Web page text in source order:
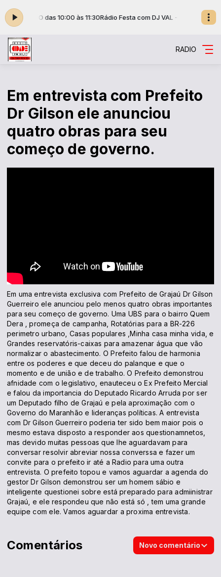
das 10:00 às 11:30 Rádio Festa com DJ VAL - JORNALISMO das
RADIO
Em entrevista com Prefeito
Dr Gilson ele anunciou
quatro obras para seu
começo de governo.
Em uma entrevista exclusiva com Prefeito de Grajaú Dr Gilson
Guerreiro ele anunciou pelo menos quatro obras importantes
para seu começo de governo. Uma UBS para o bairro Quem
Dera , promeça de campanha, Rotatórias para a BR-226
perimetro urbano, Casas populares ,Minha casa minha vida, e
Grandes reservatóris-caixas para amazenar água que vão
normalizar o abastecimento. O Prefeito falou de harmonia
entre os poderes e que deceu do palanque e que o
momento e de união e de trabalho. O Prefeito demonstrou
afnidade com o legislativo, enauteceu o Ex Prefeito Mercial
e falou da importancia do Deputado Ricardo Arruda por ser
um Deputado filho de Grajaú e pela aproximação com o
Governo do Maranhão e lideranças políticas. A entrevista
com Dr Gilson Guerreiro poderia ter sido bem maior pois o
mesmo estava disposto a responder aos questionamnetos,
mas devido muitas pessoas que lhe aguardavam para
conversar resolvir abreviar nossa converssa e fazer um
convite para o prefeito ir até a Radio para uma outra
entrevista. O prefeito topou e vamos aguardar a agenda do
gestor Dr Gilson demonstrou ser um homem sábio e
inteligente questionei sobre está preparado para admiinistrar
Grajaú, e ele respondeu que não está só , tem uma grande
equipe com ele. Vamos aguardar a proxima entrevista.
Comentários Novo comentário